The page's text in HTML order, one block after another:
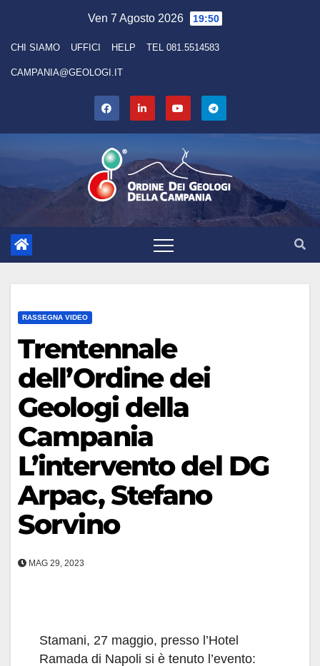
content
Ven 7 Agosto 2026 19:50
CHI SIAMO UFFICI HELP TEL 081.5514583
CAMPANIA@GEOLOGI.IT
RASSEGNA VIDEO
Trentennale
dell’Ordine dei
Geologi della
Campania
L’intervento del DG
Arpac, Stefano
Sorvino
MAG 29, 2023
Stamani, 27 maggio, presso l’Hotel
Ramada di Napoli si è tenuto l’evento: